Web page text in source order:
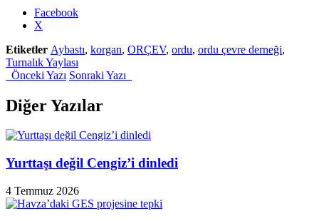
Share
"Ordu
yaylalarında
maden
suçüstü:
‘Ruhsat
yok,
biz
Facebook
X
Etiketler Aybastı, korgan, ORÇEV, ordu, ordu çevre derneği,
Turnalık Yaylası
Önceki Yazı Sonraki Yazı
Diğer Yazılar
Yurttaşı değil Cengiz’i dinledi
4 Temmuz 2026